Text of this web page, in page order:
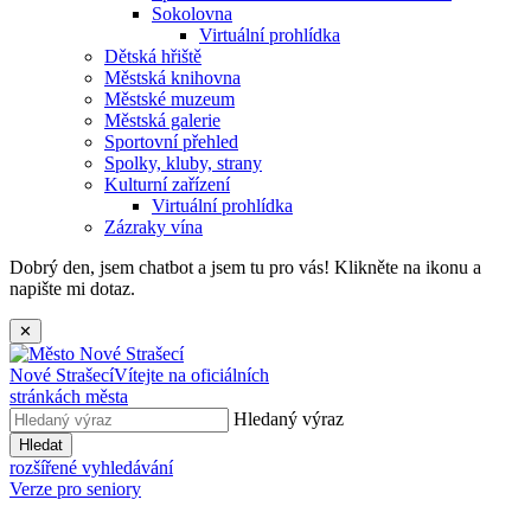
Sokolovna
Virtuální prohlídka
Dětská hřiště
Městská knihovna
Městské muzeum
Městská galerie
Sportovní přehled
Spolky, kluby, strany
Kulturní zařízení
Virtuální prohlídka
Zázraky vína
Dobrý den, jsem chatbot a jsem tu pro vás! Klikněte na ikonu a
napište mi dotaz.
✕
Nové StrašecíVítejte na oficiálních
stránkách města
Hledaný výraz
Hledat
rozšířené vyhledávání
Verze pro seniory